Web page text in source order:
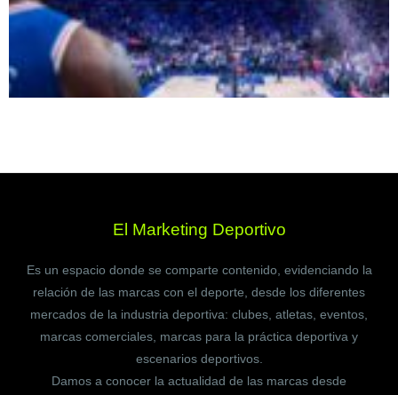
El Marketing Deportivo
Es un espacio donde se comparte contenido, evidenciando la
relación de las marcas con el deporte, desde los diferentes
mercados de la industria deportiva: clubes, atletas, eventos,
marcas comerciales, marcas para la práctica deportiva y
escenarios deportivos.
Damos a conocer la actualidad de las marcas desde